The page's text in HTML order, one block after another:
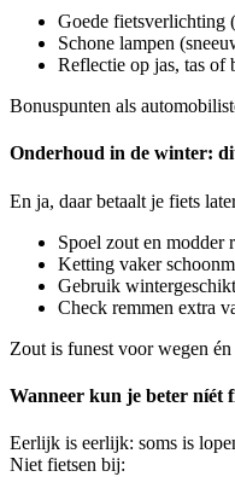
Goede fietsverlichting
Schone lampen
Reflectie op jas, tas of
Bonuspunten als
Onderhoud in de winter:
En ja, daar betaalt je fiets
Spoel zout en modder
Ketting vaker
Gebruik
Check remmen extra
Zout is funest voor wegen
Wanneer kun je beter níét
Eerlijk is eerlijk: soms is
Niet fietsen bij: